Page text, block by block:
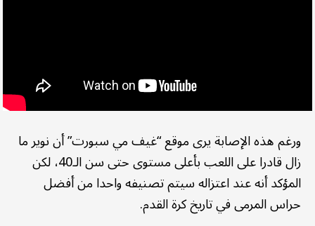
ورغم هذه الإصابة يرى موقع “غيف مي سبورت” أن نوير ما
زال قادرا على اللعب بأعلى مستوى حتى سن الـ40، لكن
المؤكد أنه عند اعتزاله سيتم تصنيفه واحدا من أفضل
حراس المرمى في تاريخ كرة القدم.